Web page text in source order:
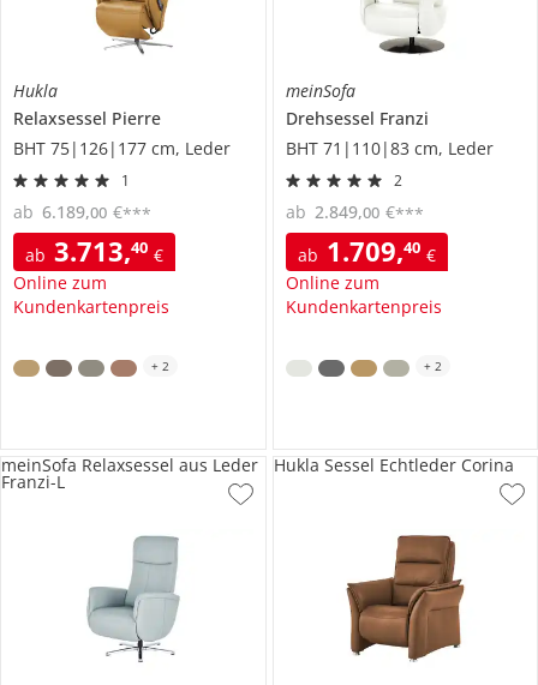
Hukla
Relaxsessel Pierre
BHT 75|126|177 cm, Leder
1
ab 3.713,40 €
Online zum
Kundenkartenpreis
ab 6.189,00 €***
+ 2
meinSofa
Drehsessel Franzi
BHT 71|110|83 cm, Leder
2
ab 1.709,40 €
Online zum
Kundenkartenpreis
ab 2.849,00 €***
+ 2
meinSofa Relaxsessel aus Leder
Franzi-L
Hukla Sessel Echtleder Corina